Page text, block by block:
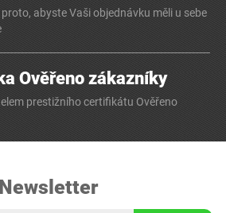
proto, abyste Vaši objednávku měli u sebe
Ověřeno zákazníky
prestižního certifikátu Ověřeno
Newsletter